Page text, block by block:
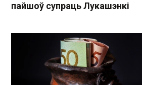
пайшоў супраць Лукашэнкі